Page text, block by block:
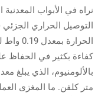
نراه في الأبواب
التوصيل الحراري
كفاءة بكثير في الحفاظ
متر كلفن. ما المغزى